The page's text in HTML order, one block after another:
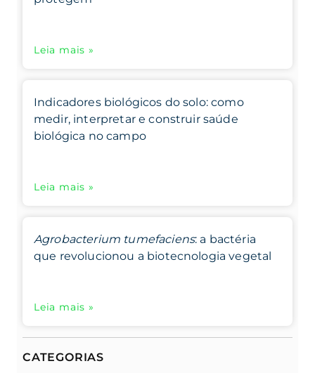
Leia mais »
Indicadores biológicos do solo: como
medir, interpretar e construir saúde
biológica no campo
Leia mais »
Agrobacterium tumefaciens: a bactéria
que revolucionou a biotecnologia vegetal
Leia mais »
CATEGORIAS